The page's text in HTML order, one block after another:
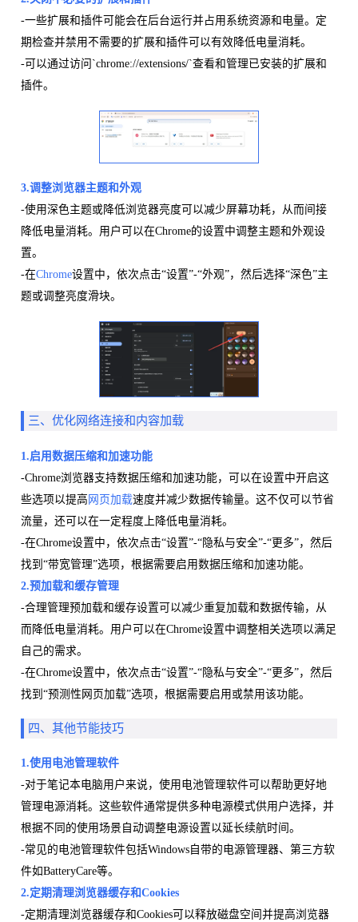
-一些扩展和插件可能会在后台运行并占用系统资源和电量。定
期检查并禁用不需要的扩展和插件可以有效降低电量消耗。
-可以通过访问`chrome://extensions/`查看和管理已安装的扩展和
插件。
3.调整浏览器主题和外观
-使用深色主题或降低浏览器亮度可以减少屏幕功耗，从而间接
降低电量消耗。用户可以在Chrome的设置中调整主题和外观设
置。
-在Chrome设置中，依次点击“设置”-“外观”，然后选择“深色”主
题或调整亮度滑块。
三、优化网络连接和内容加载
1.启用数据压缩和加速功能
-Chrome浏览器支持数据压缩和加速功能，可以在设置中开启这
些选项以提高 网页加载速度并减少数据传输量。这不仅可以节省
流量，还可以在一定程度上降低电量消耗。
-在Chrome设置中，依次点击“设置”-“隐私与安全”-“更多”，然后
找到“带宽管理”选项，根据需要启用数据压缩和加速功能。
2.预加载和缓存管理
-合理管理预加载和缓存设置可以减少重复加载和数据传输，从
而降低电量消耗。用户可以在Chrome设置中调整相关选项以满足
自己的需求。
-在Chrome设置中，依次点击“设置”-“隐私与安全”-“更多”，然后
找到“预测性网页加载”选项，根据需要启用或禁用该功能。
四、其他节能技巧
1.使用电池管理软件
-对于笔记本电脑用户来说，使用电池管理软件可以帮助更好地
管理电源消耗。这些软件通常提供多种电源模式供用户选择，并
根据不同的使用场景自动调整电源设置以延长续航时间。
-常见的电池管理软件包括Windows自带的电源管理器、第三方软
件如BatteryCare等。
2.定期清理浏览器缓存和Cookies
-定期清理浏览器缓存和Cookies可以释放磁盘空间并提高浏览器